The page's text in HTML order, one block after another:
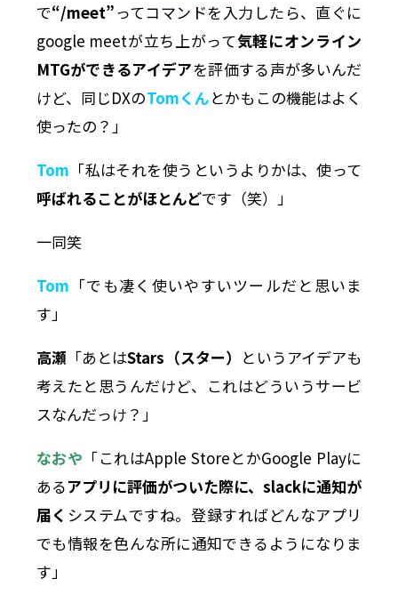
で“/meet”ってコマンドを入力したら、直ぐに
google meetが立ち上がって気軽にオンライン
MTGができるアイデアを評価する声が多いんだ
けど、同じDXのTomくんとかもこの機能はよく
使ったの？」
Tom 「私はそれを使うというよりかは、使って
呼ばれることがほとんどです（笑）」
一同笑
Tom 「でも凄く使いやすいツールだと思いま
す」
高瀬 「あとはStars（スター） というアイデアも
考えたと思うんだけど、これはどういうサービ
スなんだっけ？」
なおや 「これはApple StoreとかGoogle Playに
あるアプリに評価がついた際に、slackに通知が
届く システムですね。登録すればどんなアプリ
でも情報を色んな所に通知できるようになりま
す」